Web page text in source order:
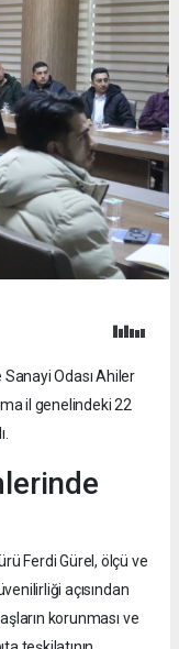
Odası Ahiler
il genelindeki 22
Ferdi Gürel, ölçü ve
açısından
korunması ve